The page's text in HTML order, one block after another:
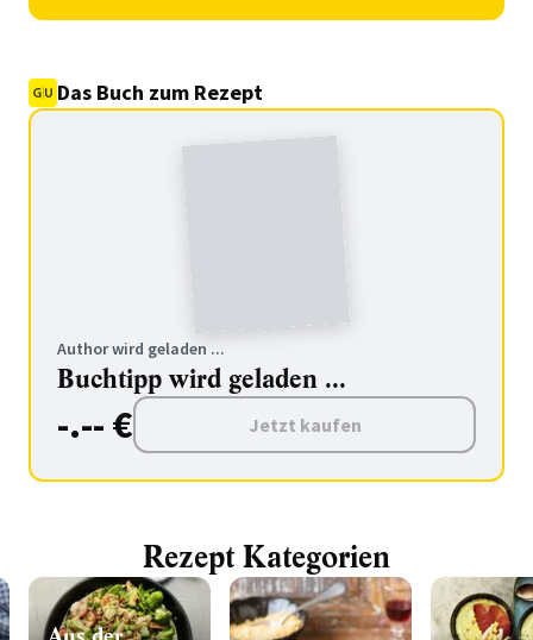
Das Buch zum Rezept
Author wird geladen ...
Buchtipp wird geladen ...
-.-- € Jetzt kaufen
Rezept Kategorien